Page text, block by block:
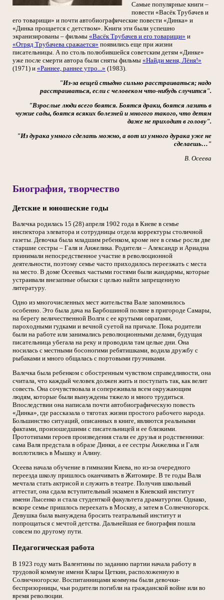
Самые популярные книги –
повести «Васёк Трубачев и
его товарищи» и почти автобиографические повести «Динка» и
«Динка прощается с детством». Книги эти были успешно
экранизированы – фильмы «Васёк Трубачев и его товарищи» и
«Отряд Трубачева сражается» появились еще при жизни
писательницы. А по столь полюбившейся советским детям «Динке»
уже после смерти автора были сняты фильмы «Найди меня, Лёня!»
(1971) и «Раннее, раннее утро...» (1983).
"Из-за вещей стыдно сильно расстраиваться; надо
расстраиваться, если с человеком что-нибудь случится".
"Взрослые люди всего боятся. Боятся драки, боятся лазить в
чужие сады, боятся всяких болезней и многого такого, что детям
даже не приходит в голову".
"Из дурака умного сделать можно, а вот из умного дурака уже не
сделаешь…"
В. Осеева
Биография, творчество
Детские и юношеские годы
Валечка родилась 15 (28) апреля 1902 года в Киеве в семье
инспектора элеватора и сотрудницы отдела корректуры столичной
газеты. Девочка была младшим ребенком, кроме нее в семье росли две
старшие сестры – Галя и Анжелика. Родители – Александр и Ариадна
принимали непосредственное участие в революционной
деятельности, поэтому семье часто приходилось переезжать с места
на место. В доме Осеевых частыми гостями были жандармы, которые
устраивали внезапные обыски с целью найти запрещенную
литературу.
Одно из многочисленных мест жительства Вале запомнилось
особенно. Это была дача на Барбошиной поляне в пригороде Самары,
на берегу величественной Волги с ее крутыми оврагами,
пароходными гудками и вечной суетой на причале. Пока родители
были на работе или занимались революционными делами, будущая
писательница убегала на реку и проводила там целые дни. Она
носилась с местными босоногими ребятишками, водила дружбу с
рыбаками и много общалась с портовыми грузчиками.
Валечка была ребенком с обостренным чувством справедливости, она
считала, что каждый человек должен жить и поступать так, как велит
совесть. Она сочувствовала и сопереживала всем окружающим
людям, которые были вынуждены тяжело и много трудиться.
Впоследствии она написала почти автобиографическую повесть
«Динка», где рассказала о тяготах жизни простого рабочего народа.
Большинство ситуаций, описанных в книге, являются реальными
фактами, произошедшими с писательницей и ее близкими.
Прототипами героев произведения стали ее друзья и родственники:
сама Валя предстала в образе Динки, а ее сестры Анжелика и Галя
воплотились в Мышку и Алину.
Осеева начала обучение в гимназии Киева, но из-за очередного
переезда школу пришлось оканчивать в Житомире. В те годы Валя
мечтала стать актрисой и служить в театре. Получив школьный
аттестат, она сдала вступительный экзамен в Киевский институт
имени Лысенко и стала студенткой факультета драматургии. Однако,
вскоре семье пришлось переехать в Москву, а затем в Солнечногорск.
Девушка была вынуждена бросить театральный институт и
попрощаться с мечтой детства. Дальнейшая ее биография пошла
совсем по другому пути.
Педагогическая работа
В 1923 году мать Валентины по заданию партии начала работу в
трудовой коммуне имени Клары Цеткин, расположенную в
Солнечногорске. Воспитанницами коммуны были девочки-
беспризорницы, чьи родители погибли на гражданской войне или во
время революции.